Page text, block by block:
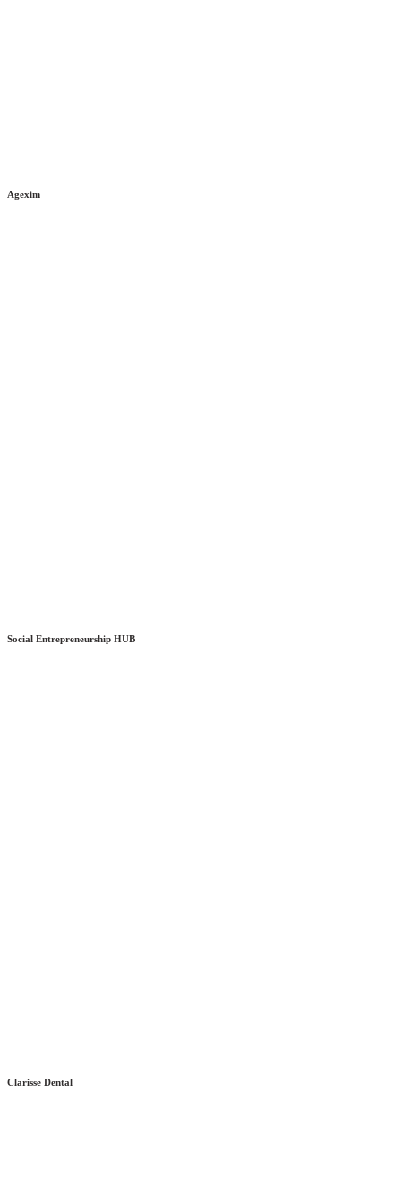
Agexim
Social Entrepreneurship HUB
Clarisse Dental